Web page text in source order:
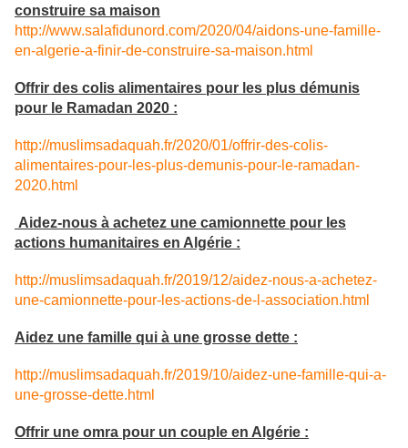
construire sa maison
http://www.salafidunord.com/2020/04/aidons-une-famille-
en-algerie-a-finir-de-construire-sa-maison.html
Offrir des colis alimentaires pour les plus démunis
pour le Ramadan 2020 :
http://muslimsadaquah.fr/2020/01/offrir-des-colis-
alimentaires-pour-les-plus-demunis-pour-le-ramadan-
2020.html
Aidez-nous à achetez une camionnette pour les
actions humanitaires en Algérie :
http://muslimsadaquah.fr/2019/12/aidez-nous-a-achetez-
une-camionnette-pour-les-actions-de-l-association.html
Aidez une famille qui à une grosse dette :
http://muslimsadaquah.fr/2019/10/aidez-une-famille-qui-a-
une-grosse-dette.html
Offrir une omra pour un couple en Algérie :